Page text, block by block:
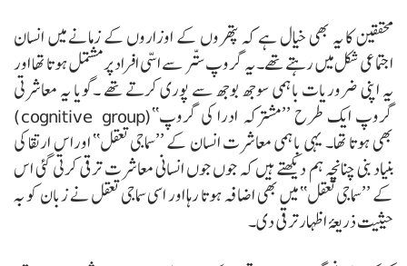
محققین کا یہ بھی خیال ہے کہ پتھروں کے اوزاروں کے زمانے میں انسان
اجتماعی شکل میں رہتے تھے۔ یہ گروپ ستّر سے اسّی افراد پر مشتمل ہوتا تھا اور
یہ اپنی ضروریات باہمی سوجھ بوجھ سے پوری کرتے تھے ۔گویا یہ معاشرتی
گروپ ایک طرح ’’مشترکہ ادرا کی گروپ‘‘(cognitive group)
بھی ہوتا تھا۔ یہی باہمی معاشرت انسان کے ’’سماجی تعقل‘‘ اوراس ارتقا کی
بنیاد بنی چنانچہ ہم دیکھتے ہیں کہ جوں جوں انسانی معاشرت ترقی کرتی گئی اس
کے ’’سماجی تعقل‘‘ میں بھی اضافہ ہوتا رہا اور اسی سماجی تعقل نے زبان کو بہ
حیثیت ذریعۂ اظہار ترقی دی۔